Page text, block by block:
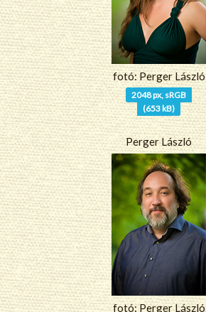
fotó: Perger László
2048 px, sRGB
(653 kB)
Perger László
fotó: Perger László